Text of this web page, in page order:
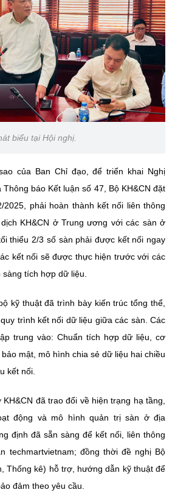
biểu tại Hội nghị.
của Ban Chỉ đạo, để triển khai Nghị
báo Kết luận số 47, Bộ KH&CN đặt
2025, phải hoàn thành kết nối liên thông
KH&CN ở Trung ương với các sàn ở
thiểu 2/3 số sàn phải được kết nối ngay
kết nối sẽ được thực hiện trước với các
tích hợp dữ liệu.
kỹ thuật đã trình bày kiến trúc tổng thể,
trình kết nối dữ liệu giữa các sàn. Các
trung vào: Chuẩn tích hợp dữ liệu, cơ
mật, mô hình chia sẻ dữ liệu hai chiều
kết nối.
đã trao đổi về hiện trạng hạ tầng,
động và mô hình quản trị sàn ở địa
định đã sẵn sàng để kết nối, liên thông
techmartvietnam; đồng thời đề nghị Bộ
Thống kê) hỗ trợ, hướng dẫn kỹ thuật để
đảm theo yêu cầu.